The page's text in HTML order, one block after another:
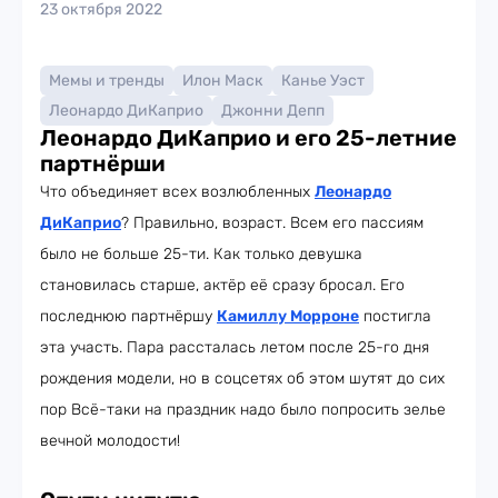
23 октября 2022
Мемы и тренды Илон Маск
Канье Уэст
Леонардо ДиКаприо
Джонни Депп
Леонардо ДиКаприо и его 25-летние
партнёрши
Что объединяет всех возлюбленных Леонардо
ДиКаприо? Правильно, возраст. Всем его пассиям
было не больше 25-ти. Как только девушка
становилась старше, актёр её сразу бросал. Его
последнюю партнёршу Камиллу Морроне постигла
эта участь. Пара рассталась летом после 25-го дня
рождения модели, но в соцсетях об этом шутят до сих
пор Всё-таки на праздник надо было попросить зелье
вечной молодости!